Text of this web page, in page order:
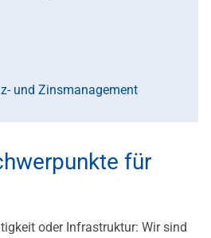
und Zinsmanagement
für
oder Infrastruktur: Wir sind